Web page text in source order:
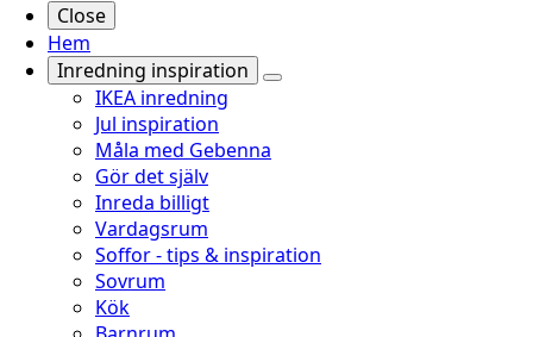
Close
Hem
Inredning inspiration
IKEA inredning
Jul inspiration
Måla med Gebenna
Gör det själv
Inreda billigt
Vardagsrum
Soffor - tips & inspiration
Sovrum
Kök